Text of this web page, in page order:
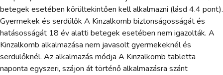
betegek esetében körültekintően kell alkalmazni (lásd 4.4 pont).
Gyermekek és serdülők A Kinzalkomb biztonságosságát és
hatásosságát 18 év alatti betegek esetében nem igazolták. A
Kinzalkomb alkalmazása nem javasolt gyermekeknél és
serdülőknél. Az alkalmazás módja A Kinzalkomb tabletta
naponta egyszeri, szájon át történő alkalmazásra szánt